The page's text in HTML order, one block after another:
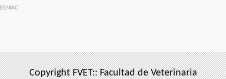
EEMAC
Copyright FVET:: Facultad de Veterinaria